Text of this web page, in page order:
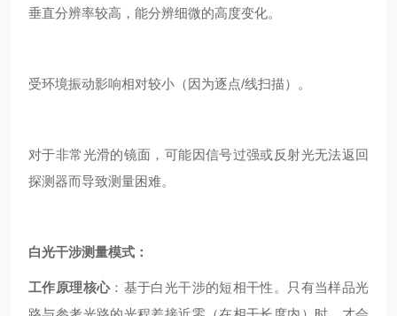
垂直分辨率较高，能分辨细微的高度变化。
受环境振动影响相对较小（因为逐点/线扫描）。
对于非常光滑的镜面，可能因信号过强或反射光无法返回
探测器而导致测量困难。
白光干涉测量模式：
工作原理核心：基于白光干涉的短相干性。只有当样品光